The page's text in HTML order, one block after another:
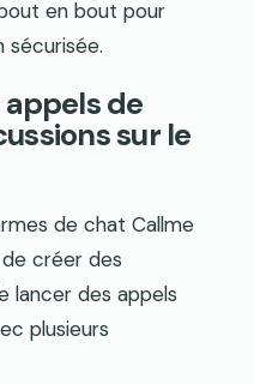
en bout pour
sécurisée.
de
sur le
de chat Callme
créer des
lancer des appels
plusieurs